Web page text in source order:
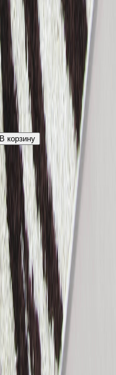
В корзину